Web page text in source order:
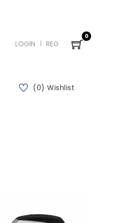
LOGIN REG
0
(0) Wishlist